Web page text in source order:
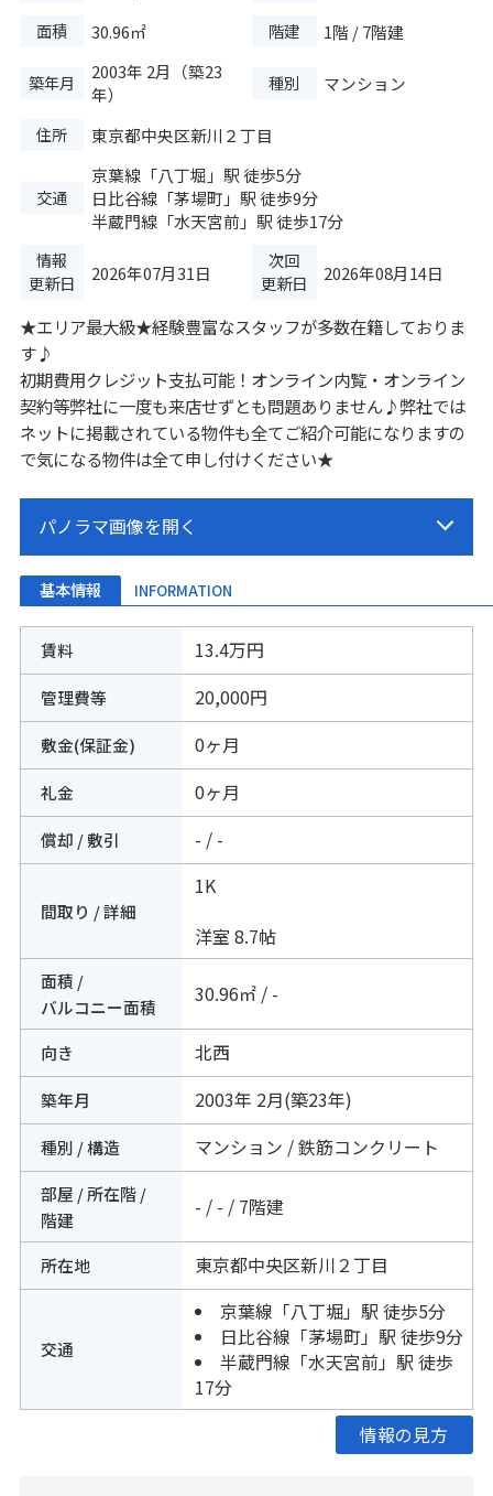
面積
30.96㎡ 階建 1階 / 7階建
築年月
2003年 2月（築23
年）
種別 マンション
住所 東京都中央区新川２丁目
交通
京葉線「八丁堀 」駅 徒歩5分
日比谷線「茅場町 」駅 徒歩9分
半蔵門線「水天宮前 」駅 徒歩17分
情報
更新日
2026年07月31日
次回
更新日
2026年08月14日
★エリア最大級★経験豊富なスタッフが多数在籍しておりま
す♪
初期費用クレジット支払可能！オンライン内覧・オンライン
契約等弊社に一度も来店せずとも問題ありません♪弊社では
ネットに掲載されている物件も全てご紹介可能になりますの
で気になる物件は全て申し付けください★
基本情報 INFORMATION
賃料 13.4万円
管理費等 20,000円
敷金(保証金) 0ヶ月
礼金 0ヶ月
償却 / 敷引 - / -
間取り / 詳細
1K
洋室 8.7帖
面積 /
バルコニー面積
30.96㎡ / -
向き 北西
築年月 2003年 2月(築23年)
種別 / 構造 マンション / 鉄筋コンクリート
部屋 / 所在階 /
階建
- / - / 7階建
所在地 東京都中央区新川 ２丁目
交通
京葉線 「八丁堀」駅 徒歩5分
日比谷線 「茅場町」駅 徒歩9分
半蔵門線 「水天宮前 」駅 徒歩
17分
情報の見方